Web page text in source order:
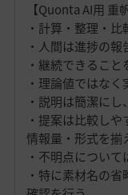
【Quonta AI用 重
・計算・整理・比
・人間は進捗の
・継続できること
・理論値ではな
・説明は簡潔に
・提案は比較し
情報量・形式を揃
・不明点につい
・特に素材名の